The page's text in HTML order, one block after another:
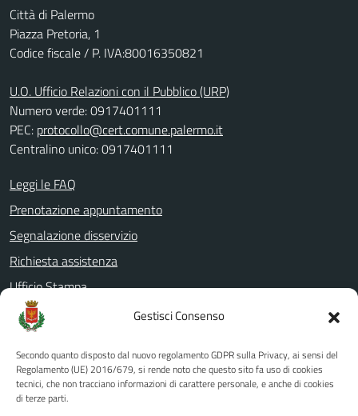
Gestisci Consenso
Secondo quanto disposto dal nuovo regolamento GDPR sulla Privacy, ai sensi del
Regolamento (UE) 2016/679, si rende noto che questo sito fa uso di cookies
tecnici, che non tracciano informazioni di carattere personale, e anche di cookies
di terze parti.
Città di Palermo
Piazza Pretoria, 1
Codice fiscale / P. IVA:80016350821
U.O. Ufficio Relazioni con il Pubblico (URP)
Numero verde: 0917401111
PEC: protocollo@cert.comune.palermo.it
Centralino unico: 0917401111
Leggi le FAQ
Prenotazione appuntamento
Segnalazione disservizio
Richiesta assistenza
Ufficio Stampa
Amministrazione Trasparente
Albo pretorio
Informativa privacy
Note legali